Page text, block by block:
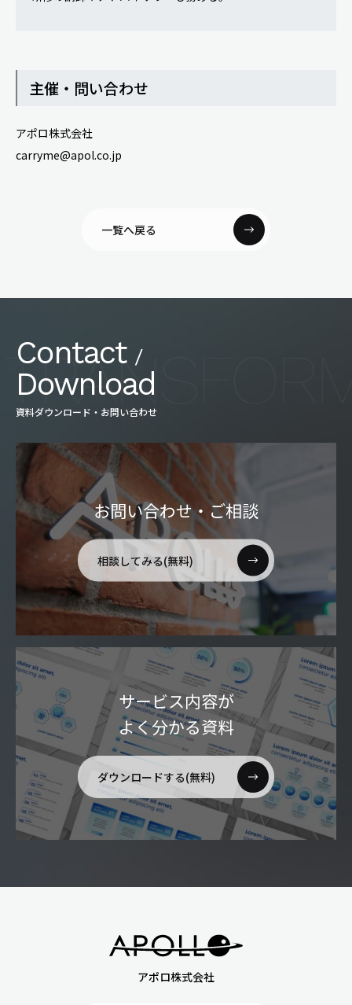
主催・問い合わせ
アポロ株式会社
carryme@apol.co.jp
一覧へ戻る
Contact /
Download
資料ダウンロード・お問い合わせ
お問い合わせ・ご相談
相談してみる(無料)
サービス内容が
よく分かる資料
ダウンロードする(無料)
アポロ株式会社